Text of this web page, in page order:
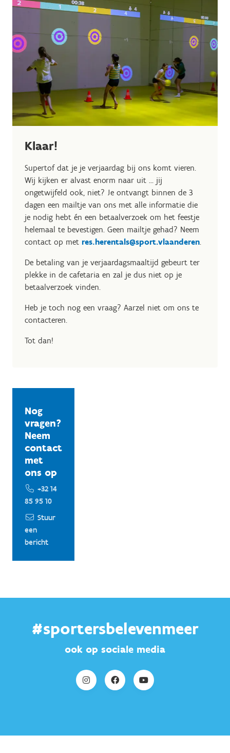
Klaar!
Supertof dat je je verjaardag bij ons komt vieren.
Wij kijken er alvast enorm naar uit ... jij
ongetwijfeld ook, niet? Je ontvangt binnen de 3
dagen een mailtje van ons met alle informatie die
je nodig hebt én een betaalverzoek om het feestje
helemaal te bevestigen. Geen mailtje gehad? Neem
contact op met res.herentals@sport.vlaanderen
De betaling van je verjaardagsmaaltijd gebeurt ter
plekke in de cafetaria en zal je dus niet op je
betaalverzoek vinden.
Heb je toch nog een vraag? Aarzel niet om ons te
contacteren.
Tot dan!
Nog
vragen?
Neem
contact
met
ons op
+32 14
85 95 10
Stuur
een
bericht
#sportersbelevenmeer
ook op sociale media